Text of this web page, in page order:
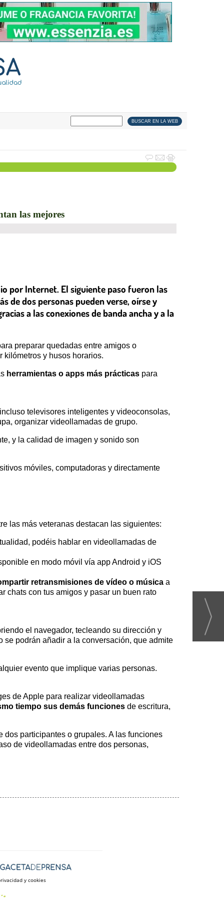
las mejores
por Internet. El siguiente paso fueron las
de dos personas pueden verse, oírse y
a las conexiones de banda ancha y a la
preparar quedadas entre amigos o
y husos horarios.
herramientas o apps más prácticas para
televisores inteligentes y videoconsolas,
organizar videollamadas de grupo.
y la calidad de imagen y sonido son
móviles, computadoras y directamente
las más veteranas destacan las siguientes:
podéis hablar en videollamadas de
en modo móvil vía app Android y iOS
retransmisiones de vídeo o música a
chats con tus amigos y pasar un buen rato
el navegador, tecleando su dirección y
se podrán añadir a la conversación, que admite
evento que implique varias personas.
de Apple para realizar videollamadas
tiempo sus demás funciones de escritura,
participantes o grupales. A las funciones
de videollamadas entre dos personas,
y cookies